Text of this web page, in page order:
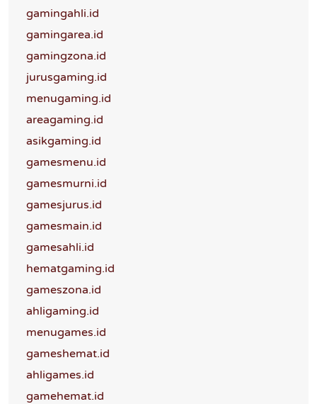
gamingahli.id
gamingarea.id
gamingzona.id
jurusgaming.id
menugaming.id
areagaming.id
asikgaming.id
gamesmenu.id
gamesmurni.id
gamesjurus.id
gamesmain.id
gamesahli.id
hematgaming.id
gameszona.id
ahligaming.id
menugames.id
gameshemat.id
ahligames.id
gamehemat.id